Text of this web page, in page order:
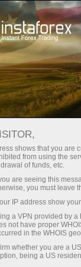
ngay lập tức
người mới bắt
đầu
DỊCH
tài khoản demo
chính
web tiếng Anh
shows that you are
from using the
of funds, etc.
are seeing this
you must leave
IP address show
a VPN provided by
not have proper
in the WHOIS
whether you are a
being a US